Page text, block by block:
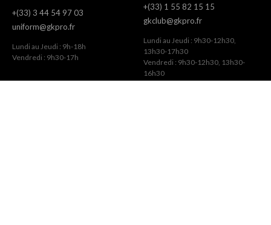
+(33) 3 44 54 97 03
uniform@gkpro.fr
Lundi au Jeudi : 9h-18h
Vendredi : 9h30-17h
+(33) 1 55 82 15 15
gkclub@gkpro.fr
Lundi au Jeudi : 9h30-12h30,
13h30-17h30
Vendredi : 9h30-12h30, 13h30-
16h30